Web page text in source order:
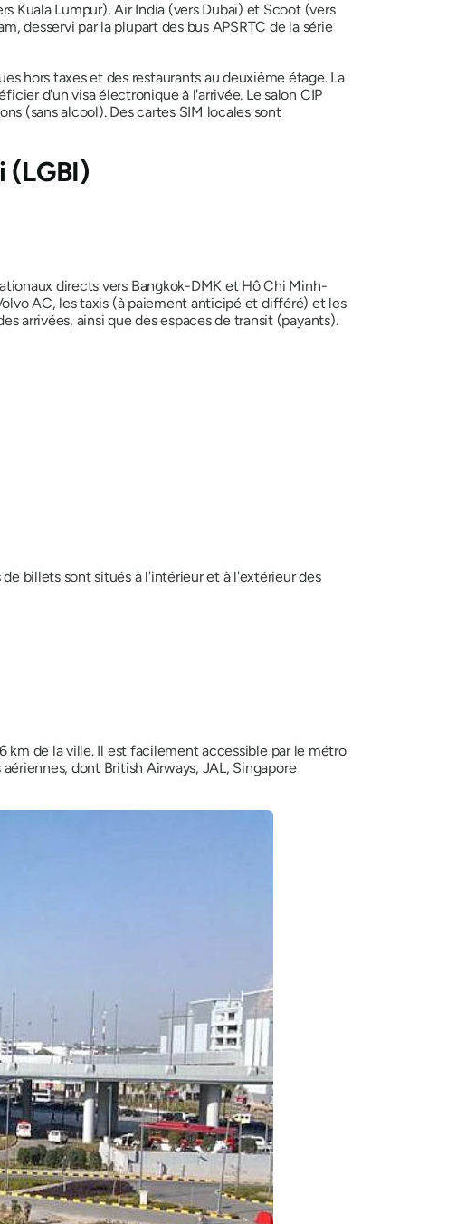
Kuala Lumpur), Air India (vers Dubaï) et Scoot (vers
desservi par la plupart des bus APSRTC de la série
hors taxes et des restaurants au deuxième étage. La
d'un visa électronique à l'arrivée. Le salon CIP
(sans alcool). Des cartes SIM locales sont
(LGBI)
directs vers Bangkok-DMK et Hô Chi Minh-
AC, les taxis (à paiement anticipé et différé) et les
arrivées, ainsi que des espaces de transit (payants).
billets sont situés à l'intérieur et à l'extérieur des
km de la ville. Il est facilement accessible par le métro
dont British Airways, JAL, Singapore